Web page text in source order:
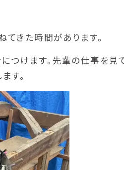
てきた時間があります。
けます。先輩の仕事を見
す。